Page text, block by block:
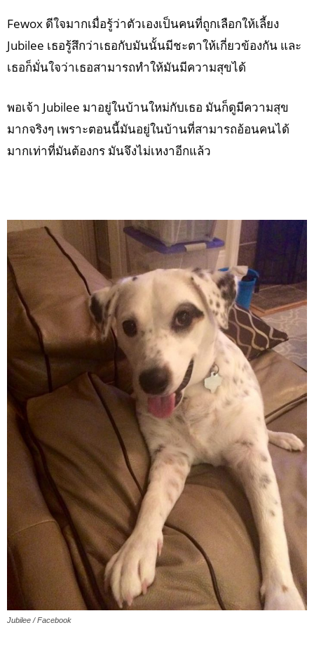
Fewox ดีใจมากเมื่อรู้ว่าตัวเองเป็นคนที่ถูกเลือกให้เลี้ยง
Jubilee เธอรู้สึกว่าเธอกับมันนั้นมีชะตาให้เกี่ยวข้องกัน และ
เธอก็มั่นใจว่าเธอสามารถทำให้มันมีความสุขได้
พอเจ้า Jubilee มาอยู่ในบ้านใหม่กับเธอ มันก็ดูมีความสุข
มากจริงๆ เพราะตอนนี้มันอยู่ในบ้านที่สามารถอ้อนคนได้
มากเท่าที่มันต้องกร มันจึงไม่เหงาอีกแล้ว
Jubilee / Facebook